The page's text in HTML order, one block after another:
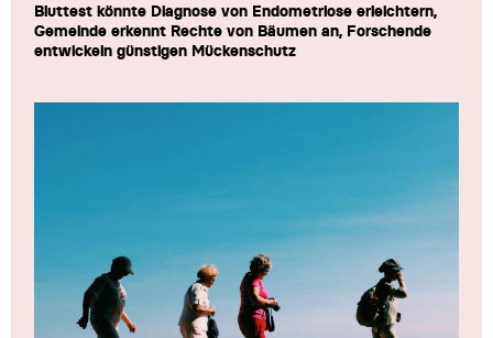
Bluttest könnte Diagnose von Endometriose erleichtern,
Gemeinde erkennt Rechte von Bäumen an, Forschende
entwickeln günstigen Mückenschutz